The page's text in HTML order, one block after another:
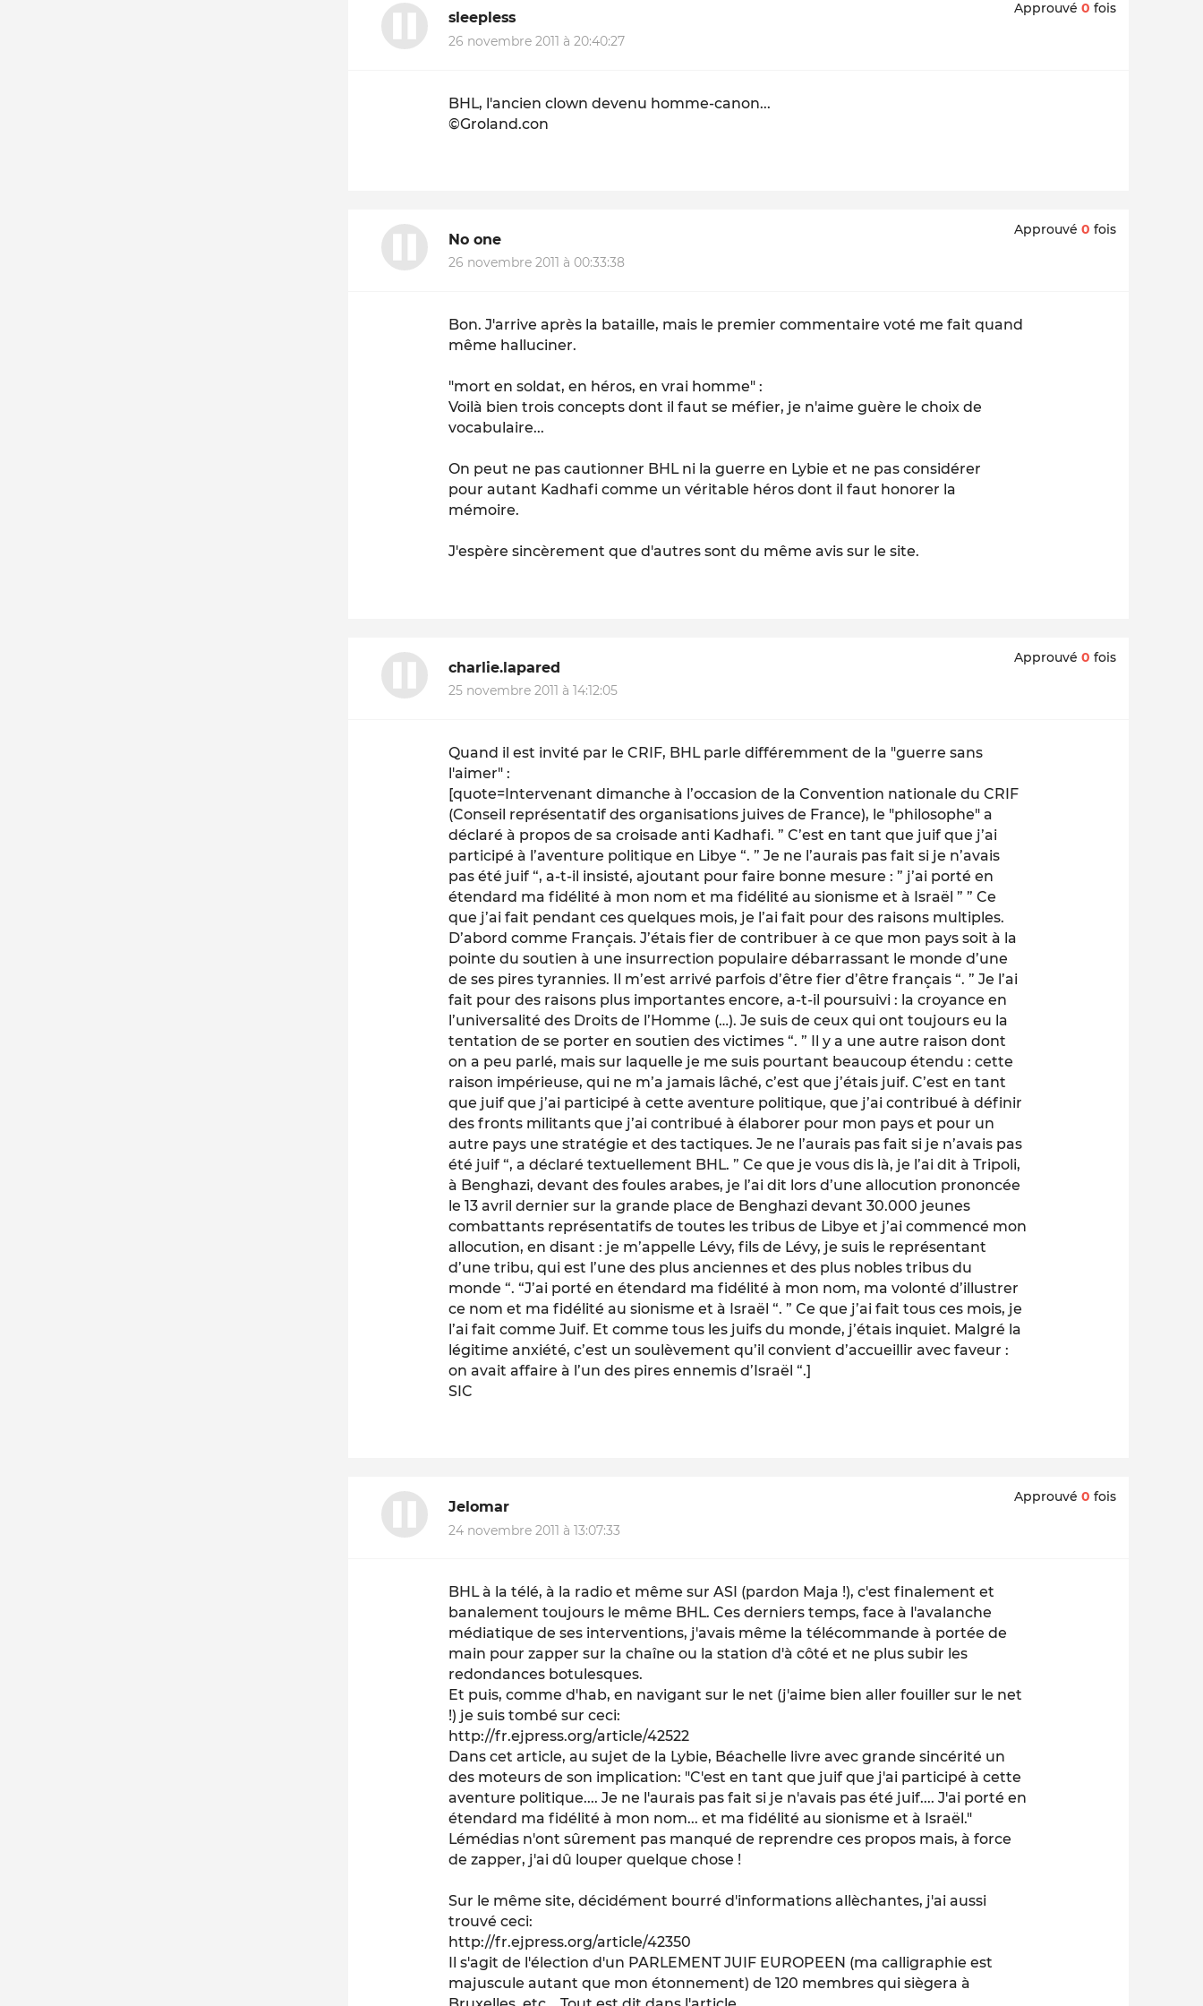
sleepless
26 novembre 2011 à 20:40:27
Approuvé 0 fois
BHL, l'ancien clown devenu homme-canon...
©Groland.con
No one
26 novembre 2011 à 00:33:38
Approuvé 0 fois
Bon. J'arrive après la bataille, mais le premier commentaire voté me fait quand
même halluciner.
"mort en soldat, en héros, en vrai homme" :
Voilà bien trois concepts dont il faut se méfier, je n'aime guère le choix de
vocabulaire...
On peut ne pas cautionner BHL ni la guerre en Lybie et ne pas considérer
pour autant Kadhafi comme un véritable héros dont il faut honorer la
mémoire.
J'espère sincèrement que d'autres sont du même avis sur le site.
charlie.lapared
25 novembre 2011 à 14:12:05
Approuvé 0 fois
Quand il est invité par le CRIF, BHL parle différemment de la "guerre sans
l'aimer" :
[quote=Intervenant dimanche à l’occasion de la Convention nationale du CRIF
(Conseil représentatif des organisations juives de France), le "philosophe" a
déclaré à propos de sa croisade anti Kadhafi. ” C’est en tant que juif que j’ai
participé à l’aventure politique en Libye “. ” Je ne l’aurais pas fait si je n’avais
pas été juif “, a-t-il insisté, ajoutant pour faire bonne mesure : ” j’ai porté en
étendard ma fidélité à mon nom et ma fidélité au sionisme et à Israël ” ” Ce
que j’ai fait pendant ces quelques mois, je l’ai fait pour des raisons multiples.
D’abord comme Français. J’étais fier de contribuer à ce que mon pays soit à la
pointe du soutien à une insurrection populaire débarrassant le monde d’une
de ses pires tyrannies. Il m’est arrivé parfois d’être fier d’être français “. ” Je l’ai
fait pour des raisons plus importantes encore, a-t-il poursuivi : la croyance en
l’universalité des Droits de l’Homme (…). Je suis de ceux qui ont toujours eu la
tentation de se porter en soutien des victimes “. ” Il y a une autre raison dont
on a peu parlé, mais sur laquelle je me suis pourtant beaucoup étendu : cette
raison impérieuse, qui ne m’a jamais lâché, c’est que j’étais juif. C’est en tant
que juif que j’ai participé à cette aventure politique, que j’ai contribué à définir
des fronts militants que j’ai contribué à élaborer pour mon pays et pour un
autre pays une stratégie et des tactiques. Je ne l’aurais pas fait si je n’avais pas
été juif “, a déclaré textuellement BHL. ” Ce que je vous dis là, je l’ai dit à Tripoli,
à Benghazi, devant des foules arabes, je l’ai dit lors d’une allocution prononcée
le 13 avril dernier sur la grande place de Benghazi devant 30.000 jeunes
combattants représentatifs de toutes les tribus de Libye et j’ai commencé mon
allocution, en disant : je m’appelle Lévy, fils de Lévy, je suis le représentant
d’une tribu, qui est l’une des plus anciennes et des plus nobles tribus du
monde “. “J’ai porté en étendard ma fidélité à mon nom, ma volonté d’illustrer
ce nom et ma fidélité au sionisme et à Israël “. ” Ce que j’ai fait tous ces mois, je
l’ai fait comme Juif. Et comme tous les juifs du monde, j’étais inquiet. Malgré la
légitime anxiété, c’est un soulèvement qu’il convient d’accueillir avec faveur :
on avait affaire à l’un des pires ennemis d’Israël “.]
SIC
Jelomar
24 novembre 2011 à 13:07:33
Approuvé 0 fois
BHL à la télé, à la radio et même sur ASI (pardon Maja !), c'est finalement et
banalement toujours le même BHL. Ces derniers temps, face à l'avalanche
médiatique de ses interventions, j'avais même la télécommande à portée de
main pour zapper sur la chaîne ou la station d'à côté et ne plus subir les
redondances botulesques.
Et puis, comme d'hab, en navigant sur le net (j'aime bien aller fouiller sur le net
!) je suis tombé sur ceci:
http://fr.ejpress.org/article/42522
Dans cet article, au sujet de la Lybie, Béachelle livre avec grande sincérité un
des moteurs de son implication: "C'est en tant que juif que j'ai participé à cette
aventure politique.... Je ne l'aurais pas fait si je n'avais pas été juif.... J'ai porté en
étendard ma fidélité à mon nom... et ma fidélité au sionisme et à Israël."
Lémédias n'ont sûrement pas manqué de reprendre ces propos mais, à force
de zapper, j'ai dû louper quelque chose !
Sur le même site, décidément bourré d'informations allèchantes, j'ai aussi
trouvé ceci:
http://fr.ejpress.org/article/42350
Il s'agit de l'élection d'un PARLEMENT JUIF EUROPEEN (ma calligraphie est
majuscule autant que mon étonnement) de 120 membres qui siègera à